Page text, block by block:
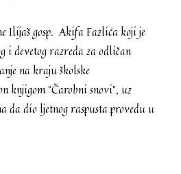
Ilijaš gosp. Akifa Fazlića koji je
i devetog razreda za odličan
na kraju školske
knjigom “Čarobni snovi”, uz
da dio ljetnog raspusta provedu u